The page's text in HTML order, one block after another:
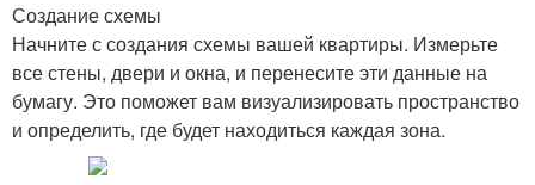
Создание схемы
Начните с создания схемы вашей квартиры. Измерьте
все стены, двери и окна, и перенесите эти данные на
бумагу. Это поможет вам визуализировать пространство
и определить, где будет находиться каждая зона.